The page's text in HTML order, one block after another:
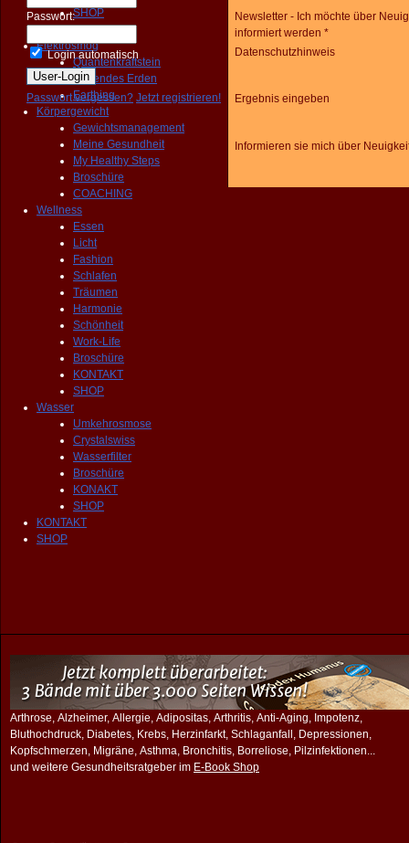
SHOP
KONTAKT
Elektrosmog
Quantenkraftstein
Heilendes Erden
Earthing
Körpergewicht
Gewichtsmanagement
Meine Gesundheit
My Healthy Steps
Broschüre
COACHING
Wellness
Essen
Licht
Fashion
Schlafen
Träumen
Harmonie
Schönheit
Work-Life
Broschüre
KONTAKT
SHOP
Wasser
Umkehrosmose
Crystalswiss
Wasserfilter
Broschüre
KONAKT
SHOP
KONTAKT
SHOP
Passwort:
Login automatisch
Passwort vergessen? Jetzt registrieren!
Newsletter - Ich möchte über
informiert werden *
Datenschutzhinweis
Ergebnis eingeben
Informieren sie mich über
Arthrose, Alzheimer, Allergie, Adipositas, Arthritis, Anti-Aging, Impotenz,
Bluthochdruck, Diabetes, Krebs, Herzinfarkt, Schlaganfall, Depressionen,
Kopfschmerzen, Migräne, Asthma, Bronchitis, Borreliose, Pilzinfektionen...
und weitere Gesundheitsratgeber im E-Book Shop